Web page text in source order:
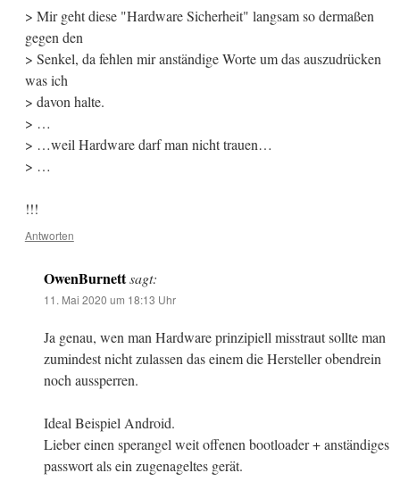
> Mir geht diese "Hardware Sicherheit" langsam so dermaßen
gegen den
> Senkel, da fehlen mir anständige Worte um das auszudrücken
was ich
> davon halte.
> …
> …weil Hardware darf man nicht trauen…
> …
!!!
Antworten
OwenBurnett sagt:
11. Mai 2020 um 18:13 Uhr
Ja genau, wen man Hardware prinzipiell misstraut sollte man
zumindest nicht zulassen das einem die Hersteller obendrein
noch aussperren.
Ideal Beispiel Android.
Lieber einen sperangel weit offenen bootloader + anständiges
passwort als ein zugenageltes gerät.